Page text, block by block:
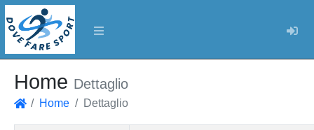
Home Dettaglio
Home Dettaglio